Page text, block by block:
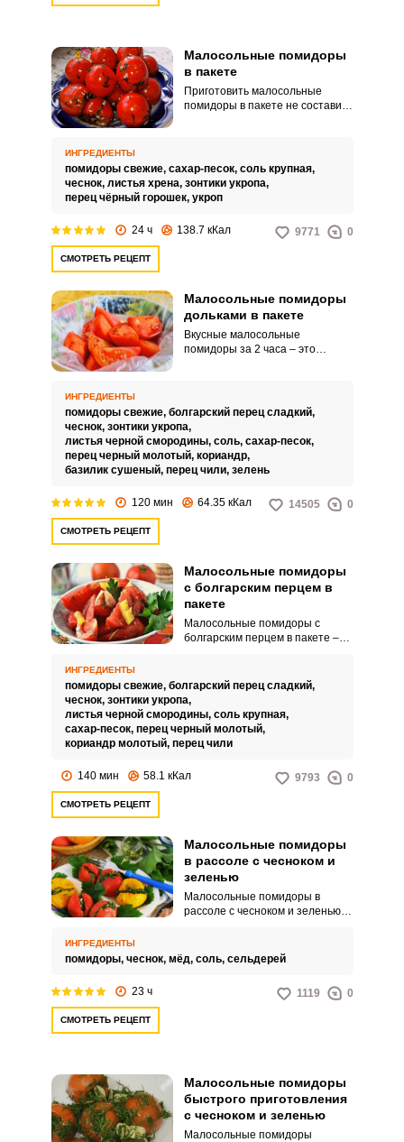
Малосольные помидоры
в пакете
Приготовить малосольные
помидоры в пакете не составит
знать правильное соотношение
всех ингредиентов.
ИНГРЕДИЕНТЫ
помидоры свежие, сахар-песок, соль крупная,
чеснок, листья хрена, зонтики укропа,
перец чёрный горошек, укроп
24 ч 138.7 кКал 9771 0
СМОТРЕТЬ РЕЦЕПТ
Малосольные помидоры
дольками в пакете
Вкусные малосольные
помидоры за 2 часа – это
нарезанные дольками и
приправленные вашими
любимыми специями и свежей
зеленью. Для подачи на стол их
необходимо всего лишь
выложить в тарелку и все! Вы и
удивлены простотой в
ИНГРЕДИЕНТЫ
помидоры свежие, болгарский перец сладкий,
чеснок, зонтики укропа,
листья черной смородины, соль, сахар-песок,
перец черный молотый, кориандр,
базилик сушеный, перец чили, зелень
120 мин 64.35 кКал 14505 0
СМОТРЕТЬ РЕЦЕПТ
Малосольные помидоры
с болгарским перцем в
пакете
Малосольные помидоры с
болгарским перцем в пакете –
свежему салату. На их
приготовление уходят
считанные минуты, а для того,
чтобы они промариновались –
не более двух часов.
ИНГРЕДИЕНТЫ
помидоры свежие, болгарский перец сладкий,
чеснок, зонтики укропа,
листья черной смородины, соль крупная,
сахар-песок, перец черный молотый,
кориандр молотый, перец чили
140 мин 58.1 кКал 9793 0
СМОТРЕТЬ РЕЦЕПТ
Малосольные помидоры
в рассоле с чесноком и
зеленью
Малосольные помидоры в
рассоле с чесноком и зеленью
посреди лета закуску, которая
Маринованные и соленые
ИНГРЕДИЕНТЫ
помидоры, чеснок, мёд, соль, сельдерей
23 ч 1119 0
СМОТРЕТЬ РЕЦЕПТ
Малосольные помидоры
быстрого приготовления
с чесноком и зеленью
Малосольные помидоры